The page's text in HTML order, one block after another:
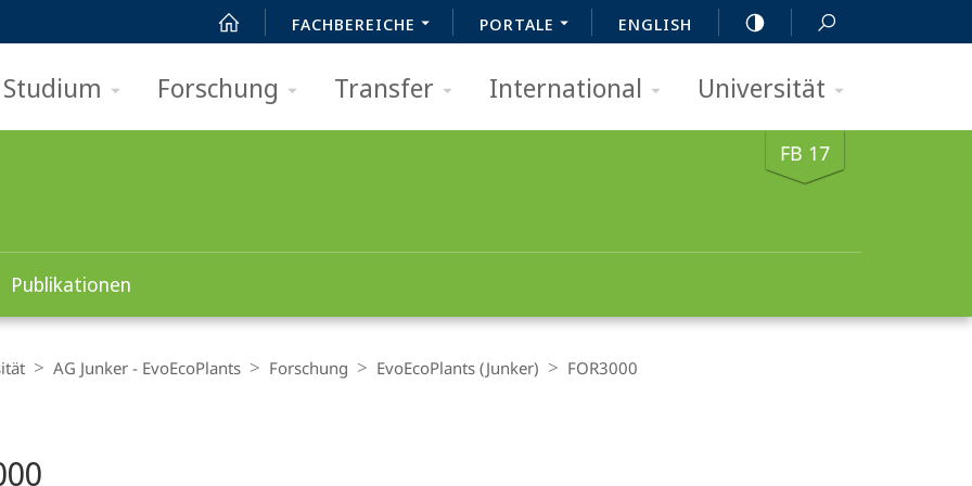
FACHBEREICHE PORTALE ENGLISH
Studium Forschung Transfer International Universität
FB 17
Publikationen
AG Junker - EvoEcoPlants Forschung EvoEcoPlants (Junker) FOR3000